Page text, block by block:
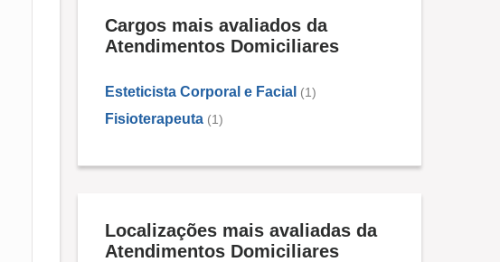
Cargos mais avaliados da
Atendimentos Domiciliares
Esteticista Corporal e Facial (1)
Fisioterapeuta (1)
Localizações mais avaliadas da
Atendimentos Domiciliares